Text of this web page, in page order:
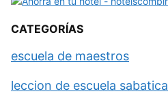
CATEGORÍAS
escuela de maestros
leccion de escuela sabatica